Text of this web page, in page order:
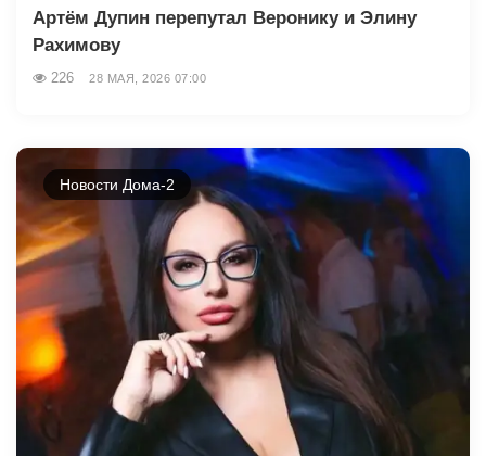
Артём Дупин перепутал Веронику и Элину
Рахимову
226 28 МАЯ, 2026 07:00
Новости Дома-2